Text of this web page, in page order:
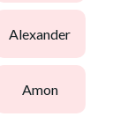
alexander
amon